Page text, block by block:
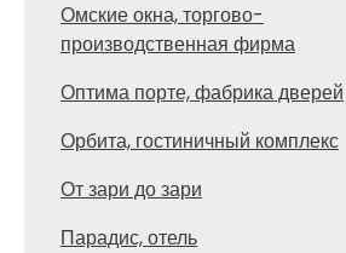
Омские окна, торгово-
производственная фирма
Оптима порте, фабрика дверей
Орбита, гостиничный комплекс
От зари до зари
Парадис, отель